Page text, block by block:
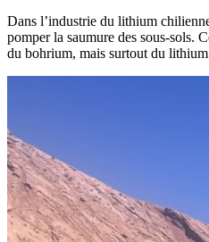
Dans l’industrie du lithium
pomper la saumure des sous-sols.
du bohrium, mais surtout du